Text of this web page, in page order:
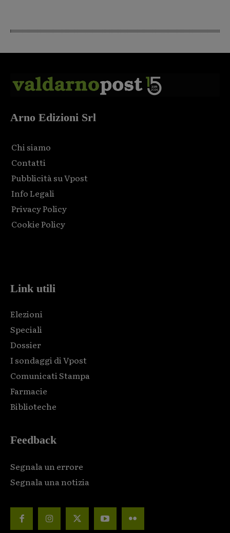
Arno Edizioni Srl
Chi siamo
Contatti
Pubblicità su Vpost
Info Legali
Privacy Policy
Cookie Policy
Link utili
Elezioni
Speciali
Dossier
I sondaggi di Vpost
Comunicati Stampa
Farmacie
Biblioteche
Feedback
Segnala un errore
Segnala una notizia